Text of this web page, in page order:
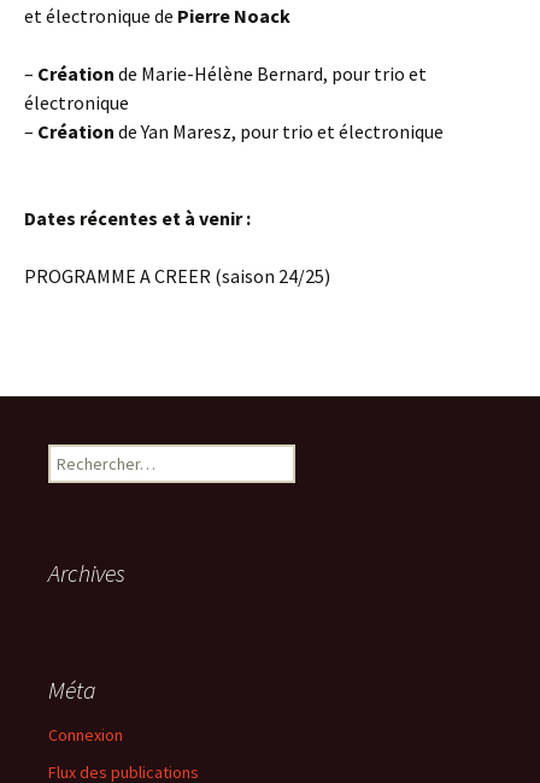
et électronique de Pierre Noack
– Création de Marie-Hélène Bernard, pour trio et
électronique
– Création de Yan Maresz, pour trio et électronique
Dates récentes et à venir :
PROGRAMME A CREER (saison 24/25)
Rechercher :
Archives
Méta
Connexion
Flux des publications